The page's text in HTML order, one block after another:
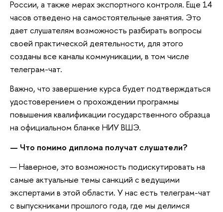
России, а также мерах экспортного контроля. Еще 14
часов отведено на самостоятельные занятия. Это
дает слушателям возможность разбирать вопросы
своей практической деятельности, для этого
созданы все каналы коммуникации, в том числе
телеграм-чат.
Важно, что завершение курса будет подтверждаться
удостоверением о прохождении программы
повышения квалификации государственного образца
на официальном бланке НИУ ВШЭ.
— Что помимо диплома получат слушатели?
— Наверное, это возможность подискутировать на
самые актуальные темы санкций с ведущими
экспертами в этой области. У нас есть телеграм-чат
с выпускниками прошлого года, где мы делимся